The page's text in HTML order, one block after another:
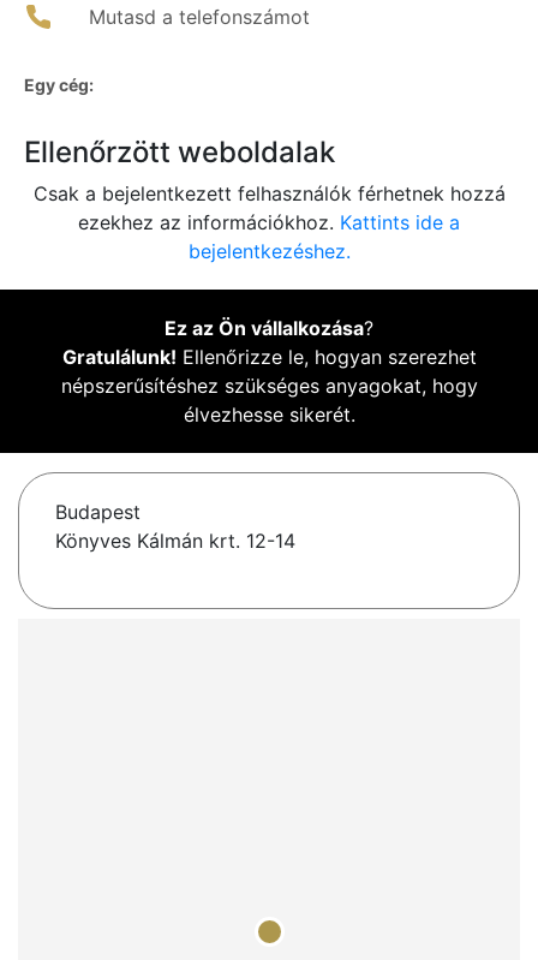
Mutasd a telefonszámot
Egy cég:
Ellenőrzött weboldalak
Csak a bejelentkezett felhasználók férhetnek hozzá
ezekhez az információkhoz. Kattints ide a
bejelentkezéshez.
Ez az Ön vállalkozása?
Gratulálunk! Ellenőrizze le, hogyan szerezhet
népszerűsítéshez szükséges anyagokat, hogy
élvezhesse sikerét.
Budapest
Könyves Kálmán krt. 12-14